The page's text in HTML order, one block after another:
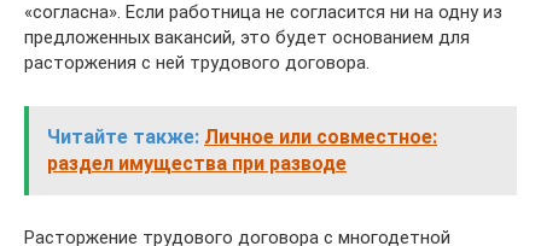
«согласна». Если работница не согласится ни на одну из
предложенных вакансий, это будет основанием для
расторжения с ней трудового договора.
Читайте также: Личное или совместное:
раздел имущества при разводе
Расторжение трудового договора с многодетной